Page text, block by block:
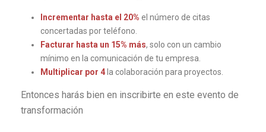
Incrementar hasta el 20% el número de citas
concertadas por teléfono.
Facturar hasta un 15% más, solo con un cambio
mínimo en la comunicación de tu empresa.
Multiplicar por 4la colaboración para proyectos.
Entonces harás bien en inscribirte en este evento de
transformación